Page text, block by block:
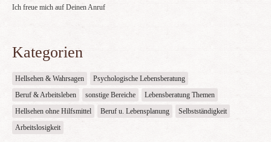
Ich freue mich auf Deinen Anruf
Kategorien
Hellsehen & Wahrsagen
Psychologische Lebensberatung
Beruf & Arbeitsleben
sonstige Bereiche
Lebensberatung Themen
Hellsehen ohne Hilfsmittel
Beruf u. Lebensplanung
Selbstständigkeit
Arbeitslosigkeit